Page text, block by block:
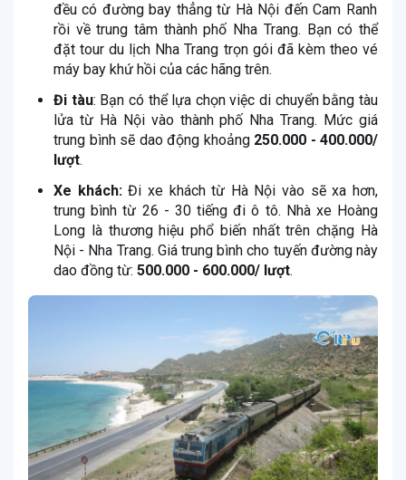
đều có đường bay thẳng từ Hà Nội đến Cam Ranh
rồi về trung tâm thành phố Nha Trang. Bạn có thể
đặt tour du lịch Nha Trang trọn gói đã kèm theo vé
máy bay khứ hồi của các hãng trên.
Đi tàu: Bạn có thể lựa chọn việc di chuyển bằng tàu
lửa từ Hà Nội vào thành phố Nha Trang. Mức giá
trung bình sẽ dao động khoảng 250.000 - 400.000/
lượt.
Xe khách:Đi xe khách từ Hà Nội vào sẽ xa hơn,
trung bình từ 26 - 30 tiếng đi ô tô. Nhà xe Hoàng
Long là thương hiệu phổ biến nhất trên chặng Hà
Nội - Nha Trang. Giá trung bình cho tuyến đường này
dao đồng từ: 500.000 - 600.000/ lượt.